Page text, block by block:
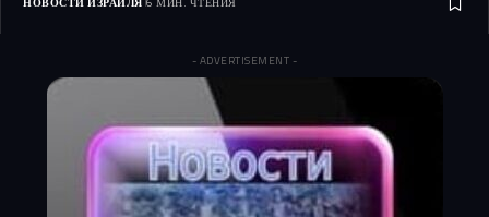
- ADVERTISEMENT -